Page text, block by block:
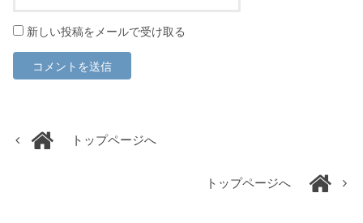
新しい投稿をメールで受け取る
トップページへ
トップページへ